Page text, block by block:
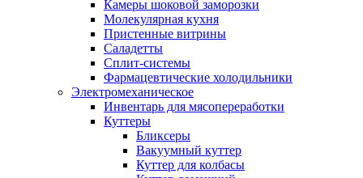
Камеры шоковой заморозки
Молекулярная кухня
Пристенные витрины
Саладетты
Сплит-системы
Фармацевтические холодильники
Электромеханическое
Инвентарь для мясопереработки
Куттеры
Бликсеры
Вакуумный куттер
Куттер для колбасы